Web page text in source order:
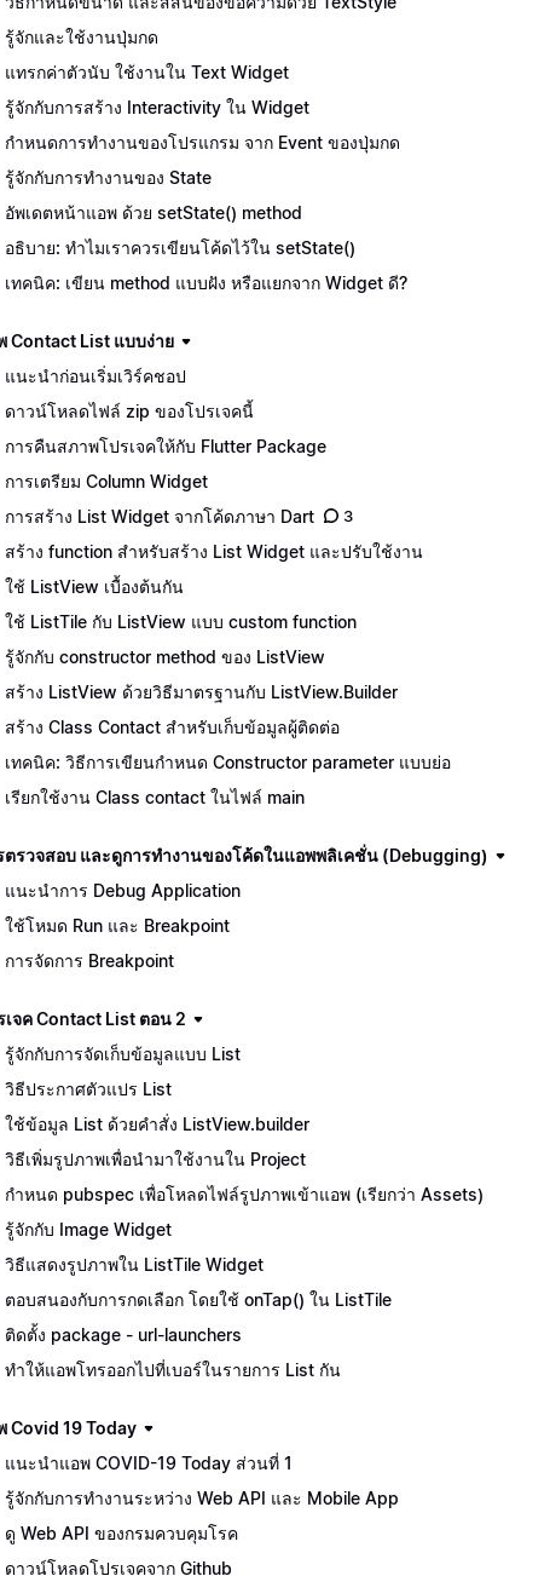
รู้จักและใช้งานปุ่มกด
แทรกค่าตัวนับ ใช้งานใน Text Widget
รู้จักกับการสร้าง Interactivity ใน Widget
กำหนดการทำงานของโปรแกรม จาก Event ของปุ่มกด
รู้จักกับการทำงานของ State
อัพเดตหน้าแอพ ด้วย setState() method
อธิบาย: ทำไมเราควรเขียนโค้ดไว้ใน setState()
เทคนิค: เขียน method แบบฝัง หรือแยกจาก Widget ดี?
Contact List แบบง่าย
แนะนำก่อนเริ่มเวิร์คชอป
ดาวน์โหลดไฟล์ zip ของโปรเจคนี้
การคืนสภาพโปรเจคให้กับ Flutter Package
การเตรียม Column Widget
การสร้าง List Widget จากโค้ดภาษา Dart
3
สร้าง function สำหรับสร้าง List Widget และปรับใช้งาน
ใช้ ListView เบื้องต้นกัน
ใช้ ListTile กับ ListView แบบ custom function
รู้จักกับ constructor method ของ ListView
สร้าง ListView ด้วยวิธีมาตรฐานกับ ListView.Builder
สร้าง Class Contact สำหรับเก็บข้อมูลผู้ติดต่อ
เทคนิค: วิธีการเขียนกำหนด Constructor parameter แบบย่อ
เรียกใช้งาน Class contact ในไฟล์ main
ตรวจสอบ และดูการทำงานของโค้ดในแอพพลิเคชั่น (Debugging)
แนะนำการ Debug Application
ใช้โหมด Run และ Breakpoint
การจัดการ Breakpoint
เจค Contact List ตอน 2
รู้จักกับการจัดเก็บข้อมูลแบบ List
วิธีประกาศตัวแปร List
ใช้ข้อมูล List ด้วยคำสั่ง ListView.builder
วิธีเพิ่มรูปภาพเพื่อนำมาใช้งานใน Project
กำหนด pubspec เพื่อโหลดไฟล์รูปภาพเข้าแอพ (เรียกว่า Assets)
รู้จักกับ Image Widget
วิธีแสดงรูปภาพใน ListTile Widget
ตอบสนองกับการกดเลือก โดยใช้ onTap() ใน ListTile
ติดตั้ง package - url-launchers
ทำให้แอพโทรออกไปที่เบอร์ในรายการ List กัน
Covid 19 Today
แนะนำแอพ COVID-19 Today ส่วนที่ 1
รู้จักกับการทำงานระหว่าง Web API และ Mobile App
ดู Web API ของกรมควบคุมโรค
ดาวน์โหลดโปรเจคจาก Github